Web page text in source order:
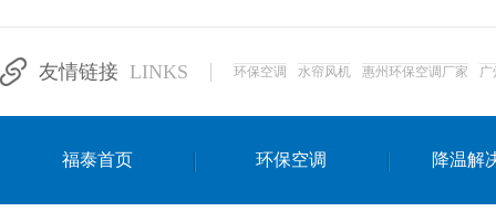
达州工业省电安装
友情链接 LINKS 环保空调 水帘风机 惠州环保空调厂家 广
福泰首页 环保空调 降温解